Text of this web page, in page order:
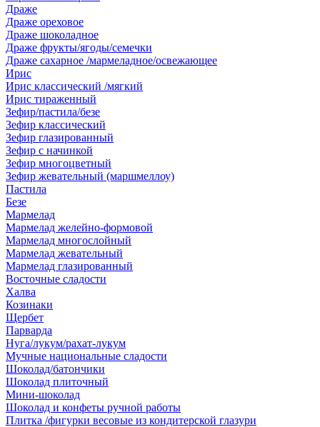
Драже
Драже ореховое
Драже шоколадное
Драже фрукты/ягоды/семечки
Драже сахарное /мармеладное/освежающее
Ирис
Ирис классический /мягкий
Ирис тираженный
Зефир/пастила/безе
Зефир классический
Зефир глазированный
Зефир с начинкой
Зефир многоцветный
Зефир жевательный (маршмеллоу)
Пастила
Безе
Мармелад
Мармелад желейно-формовой
Мармелад многослойный
Мармелад жевательный
Мармелад глазированный
Восточные сладости
Халва
Козинаки
Щербет
Парварда
Нуга/лукум/рахат-лукум
Мучные национальные сладости
Шоколад/батончики
Шоколад плиточный
Мини-шоколад
Шоколад и конфеты ручной работы
Плитка /фигурки весовые из кондитерской глазури